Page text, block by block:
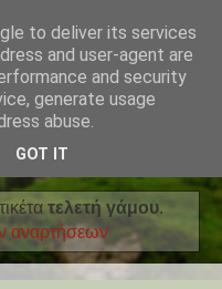
τελετή γάμου.
αναρτήσεων
to deliver its services
and user-agent are
and security
generate usage
abuse.
GOT IT